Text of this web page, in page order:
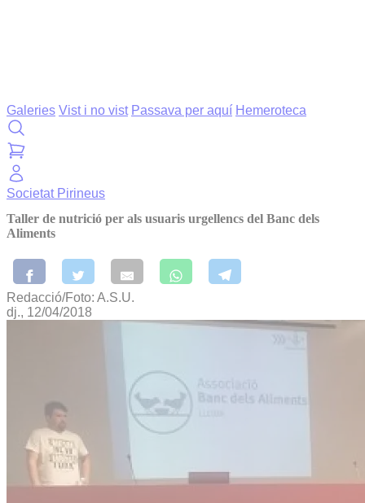
Galeries Vist i no vist Passava per aquí Hemeroteca
Societat Pirineus
Taller de nutrició per als usuaris urgellencs del Banc dels
Aliments
Redacció/Foto: A.S.U.
dj., 12/04/2018